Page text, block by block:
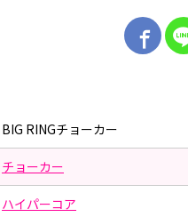
BIG RINGチョーカー
チョーカー
ハイパーコア